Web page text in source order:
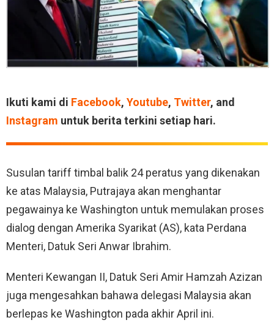
Ikuti kami di Facebook, Youtube, Twitter, and
Instagram untuk berita terkini setiap hari.
Susulan tariff timbal balik 24 peratus yang dikenakan
ke atas Malaysia, Putrajaya akan menghantar
pegawainya ke Washington untuk memulakan proses
dialog dengan Amerika Syarikat (AS), kata Perdana
Menteri, Datuk Seri Anwar Ibrahim.
Menteri Kewangan II, Datuk Seri Amir Hamzah Azizan
juga mengesahkan bahawa delegasi Malaysia akan
berlepas ke Washington pada akhir April ini.